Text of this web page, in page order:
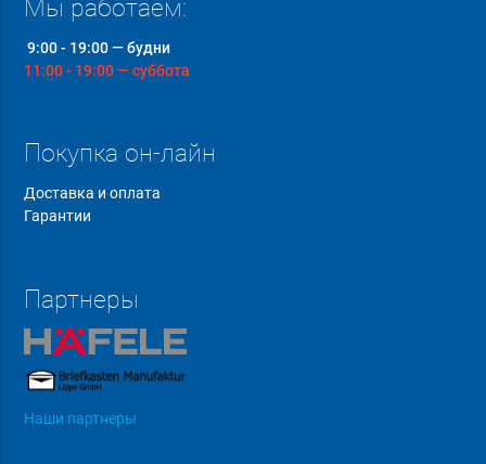
Мы работаем:
9:00 - 19:00 — будни
11:00 - 19:00 — суббота
Покупка он-лайн
Доставка и оплата
Гарантии
Партнеры
Наши партнеры